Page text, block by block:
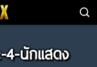
4-นักแสดง